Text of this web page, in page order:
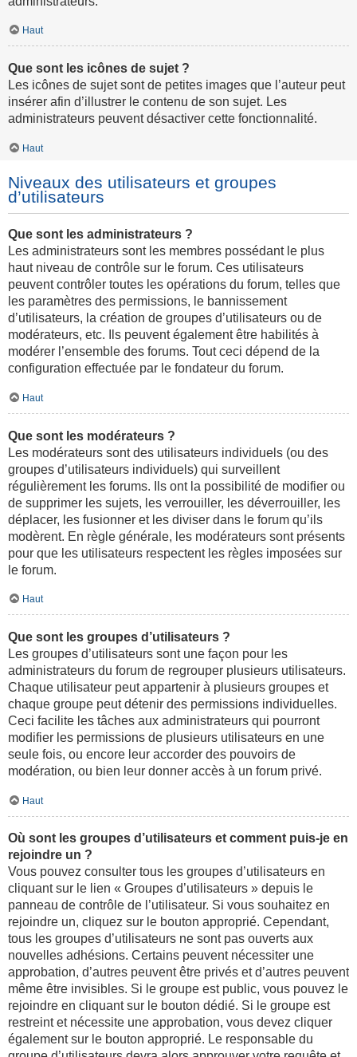
Haut
Que sont les icônes de sujet ?
Les icônes de sujet sont de petites images que l’auteur peut
insérer afin d’illustrer le contenu de son sujet. Les
administrateurs peuvent désactiver cette fonctionnalité.
Haut
Niveaux des utilisateurs et groupes
d’utilisateurs
Que sont les administrateurs ?
Les administrateurs sont les membres possédant le plus
haut niveau de contrôle sur le forum. Ces utilisateurs
peuvent contrôler toutes les opérations du forum, telles que
les paramètres des permissions, le bannissement
d’utilisateurs, la création de groupes d’utilisateurs ou de
modérateurs, etc. Ils peuvent également être habilités à
modérer l’ensemble des forums. Tout ceci dépend de la
configuration effectuée par le fondateur du forum.
Haut
Que sont les modérateurs ?
Les modérateurs sont des utilisateurs individuels (ou des
groupes d’utilisateurs individuels) qui surveillent
régulièrement les forums. Ils ont la possibilité de modifier ou
de supprimer les sujets, les verrouiller, les déverrouiller, les
déplacer, les fusionner et les diviser dans le forum qu’ils
modèrent. En règle générale, les modérateurs sont présents
pour que les utilisateurs respectent les règles imposées sur
le forum.
Haut
Que sont les groupes d’utilisateurs ?
Les groupes d’utilisateurs sont une façon pour les
administrateurs du forum de regrouper plusieurs utilisateurs.
Chaque utilisateur peut appartenir à plusieurs groupes et
chaque groupe peut détenir des permissions individuelles.
Ceci facilite les tâches aux administrateurs qui pourront
modifier les permissions de plusieurs utilisateurs en une
seule fois, ou encore leur accorder des pouvoirs de
modération, ou bien leur donner accès à un forum privé.
Haut
Où sont les groupes d’utilisateurs et comment puis-je en
rejoindre un ?
Vous pouvez consulter tous les groupes d’utilisateurs en
cliquant sur le lien « Groupes d’utilisateurs » depuis le
panneau de contrôle de l’utilisateur. Si vous souhaitez en
rejoindre un, cliquez sur le bouton approprié. Cependant,
tous les groupes d’utilisateurs ne sont pas ouverts aux
nouvelles adhésions. Certains peuvent nécessiter une
approbation, d’autres peuvent être privés et d’autres peuvent
même être invisibles. Si le groupe est public, vous pouvez le
rejoindre en cliquant sur le bouton dédié. Si le groupe est
restreint et nécessite une approbation, vous devez cliquer
également sur le bouton approprié. Le responsable du